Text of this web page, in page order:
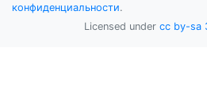
конфиденциальности.
Licensed under cc by-sa